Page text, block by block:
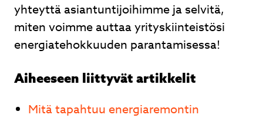
yhteyttä asiantuntijoihimme ja selvitä,
miten voimme auttaa yrityskiinteistösi
energiatehokkuuden parantamisessa!
Aiheeseen liittyvät artikkelit
Mitä tapahtuu energiaremontin